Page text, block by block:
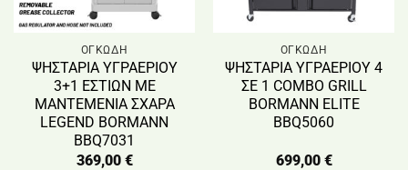
ΟΓΚΩΔΗ
ΨΗΣΤΑΡΙΑ ΥΓΡΑΕΡΙΟΥ
3+1 ΕΣΤΙΩΝ ΜE
ΜΑΝΤΕΜΕΝΙΑ ΣΧΑΡΑ
LEGEND BORMANN
BBQ7031
369,00 €
ΟΓΚΩΔΗ
ΨΗΣΤΑΡΙΑ YΓΡΑΕΡΙΟΥ 4
ΣΕ 1 COMBO GRILL
BORMANN ELITE
BBQ5060
699,00 €